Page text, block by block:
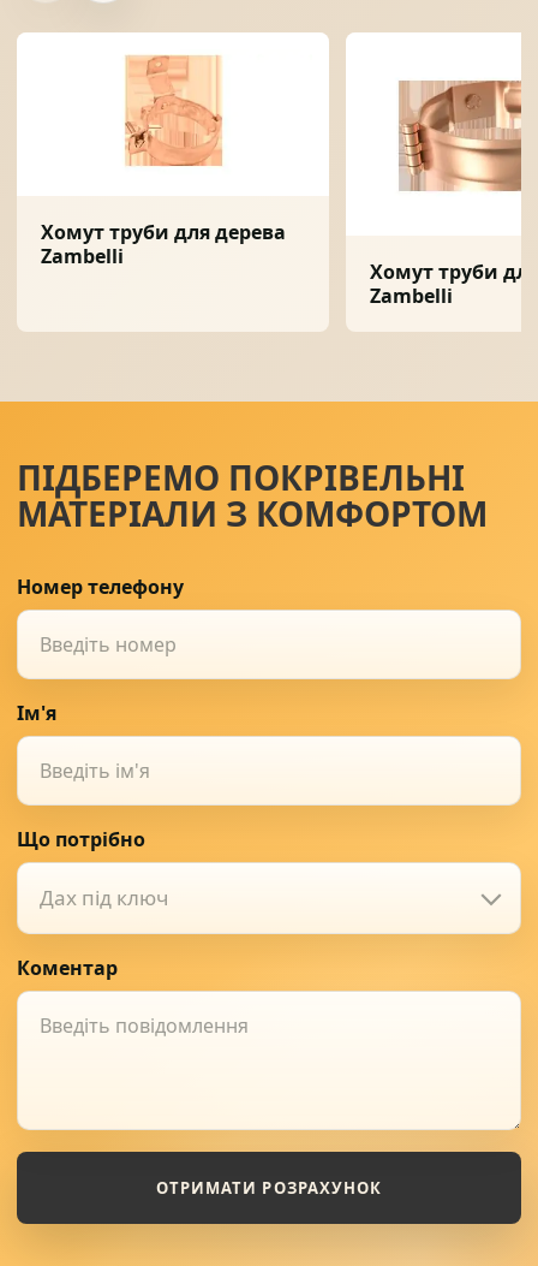
Хомут труби для дерева
Zambelli
Хомут труби
Zambelli
ПІДБЕРЕМО ПОКРІВЕЛЬНІ
МАТЕРІАЛИ З КОМФОРТОМ
Номер телефону
Ім'я
Що потрібно
Дах під ключ
Коментар
ОТРИМАТИ РОЗРАХУНОК